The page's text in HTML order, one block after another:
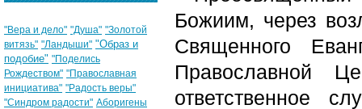
Божиим, через
Священного
Православной
ответственное
"Вера и дело" "Душа" "Золотой
витязь" "Ландыши" "Образ и
подобие" "Поделись
Рождеством" "Православная
инициатива" "Радость веры"
"Синдром радости" Аборигены